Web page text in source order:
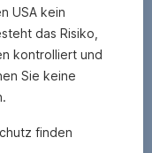
USA kein
das Risiko,
kontrolliert und
Sie keine
finden